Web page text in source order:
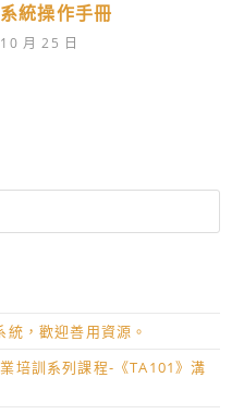
統操作手冊
月 25 日
，歡迎善用資源。
培訓系列課程-《TA101》溝